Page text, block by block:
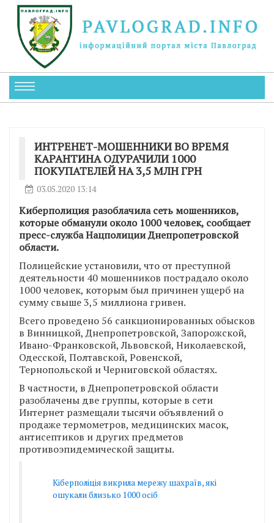
ИНТРЕНЕТ-МОШЕННИКИ ВО ВРЕМЯ
КАРАНТИНА ОДУРАЧИЛИ 1000
ПОКУПАТЕЛЕЙ НА 3,5 МЛН ГРН
03.05.2020 13:14
Киберполиция разоблачила сеть мошенников,
которые обманули около 1000 человек, сообщает
пресс-служба Нацполиции Днепропетровской
области.
Полицейские установили, что от преступной
деятельности 40 мошенников пострадало около
1000 человек, которым был причинен ущерб на
сумму свыше 3,5 миллиона гривен.
Всего проведено 56 санкционированных обысков
в Винницкой, Днепропетровской, Запорожской,
Ивано-Франковской, Львовской, Николаевской,
Одесской, Полтавской, Ровенской,
Тернопольской и Черниговской областях.
В частности, в Днепропетровской области
разоблачены две группы, которые в сети
Интернет размещали тысячи объявлений о
продаже термометров, медицинских масок,
антисептиков и других предметов
противоэпидемической защиты.
Кіберполіція викрила мережу шахраїв, які
ошукали близько 1000 осіб